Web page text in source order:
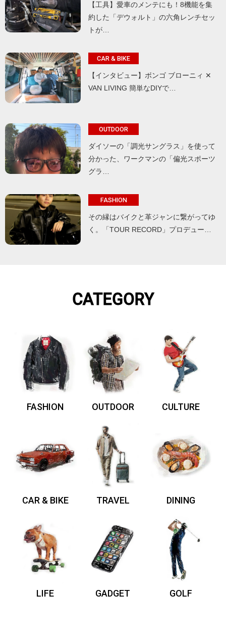
【工具】愛車のメンテにも！8機能を集
約した「デウォルト」の六角レンチセッ
トが…
CAR & BIKE
【インタビュー】ボンゴ ブローニィ ✕
VAN LIVING 簡単なDIYで…
OUTDOOR
ダイソーの「調光サングラス」を使って
分かった、ワークマンの「偏光スポーツ
グラ…
FASHION
その縁はバイクと革ジャンに繋がってゆ
く。「TOUR RECORD」プロデュー…
CATEGORY
FASHION OUTDOOR CULTURE
CAR & BIKE TRAVEL DINING
LIFE GADGET GOLF